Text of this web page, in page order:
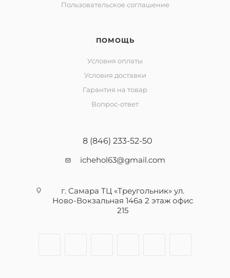
Пользовательское соглашение
ПОМОЩЬ
Условия оплаты
Условия доставки
Гарантия на товар
Вопрос-ответ
8 (846) 233-52-50
ichehol63@gmail.com
г. Самара ТЦ «Треугольник» ул.
Ново-Вокзальная 146а 2 этаж офис
215